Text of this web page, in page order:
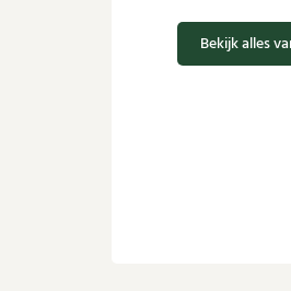
Bekijk alles